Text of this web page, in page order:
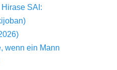
SAI:
wenn ein Mann